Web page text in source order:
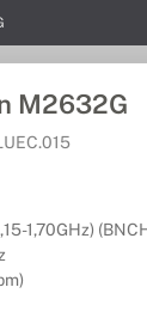
M2632G
1,70GHz)